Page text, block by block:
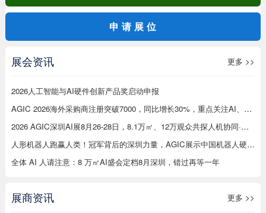
申请展位
展会资讯 更多 >>
2026人工智能与AI硬件创新产品奖启动申报
AGIC 2026海外采购商注册突破7000，同比增长30%，重点关注AI、机器人等在工厂应用
2026 AGIC深圳AI展8月26-28日，8.1万㎡、12万观众共探人机协同·无界未来
人形机器人跑赢人类！冠军背后的深圳力量，AGIC展示中国机器人硬实力
全体 AI 人请注意：8 万㎡AI盛会定档8月深圳，错过再等一年
展商资讯 更多 >>